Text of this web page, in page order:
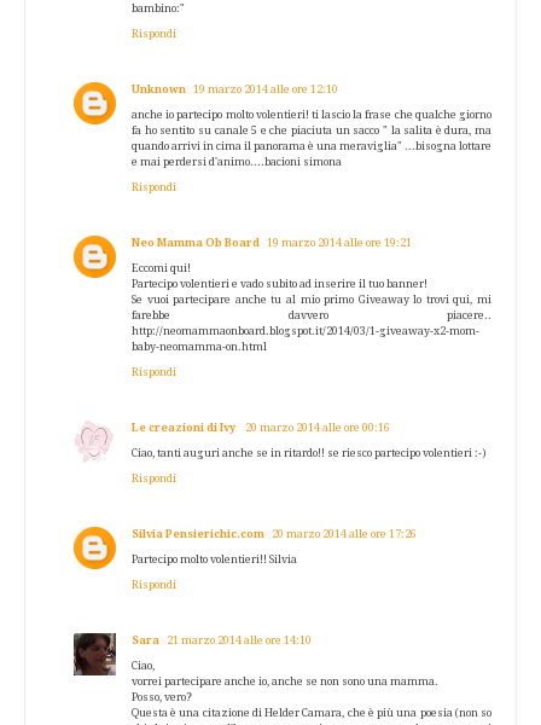
bambino:"
Rispondi
Unknown 19 marzo 2014 alle ore 12:10
anche io partecipo molto volentieri! ti lascio la frase che qualche giorno
fa ho sentito su canale 5 e che piaciuta un sacco " la salita è dura, ma
quando arrivi in cima il panorama è una meraviglia" ...bisogna lottare
e mai perdersi d'animo....bacioni simona
Rispondi
Neo Mamma Ob Board 19 marzo 2014 alle ore 19:21
Eccomi qui!
Partecipo volentieri e vado subito ad inserire il tuo banner!
Se vuoi partecipare anche tu al mio primo Giveaway lo trovi qui, mi
farebbe davvero piacere..
http://neomammaonboard.blogspot.it/2014/03/1-giveaway-x2-mom-
baby-neomamma-on.html
Rispondi
Le creazioni di Ivy 20 marzo 2014 alle ore 00:16
Ciao, tanti auguri anche se in ritardo!! se riesco partecipo volentieri :-)
Rispondi
Silvia Pensierichic.com 20 marzo 2014 alle ore 17:26
Partecipo molto volentieri!! Silvia
Rispondi
Sara 21 marzo 2014 alle ore 14:10
Ciao,
vorrei partecipare anche io, anche se non sono una mamma.
Posso, vero?
Questa è una citazione di Helder Camara, che è più una poesia (non so